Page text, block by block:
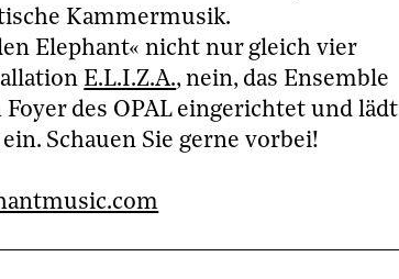
Kammermusik.
Elephant« nicht nur gleich vier
E.L.I.Z.A., nein, das Ensemble
des OPAL eingerichtet und lädt
Schauen Sie gerne vorbei!